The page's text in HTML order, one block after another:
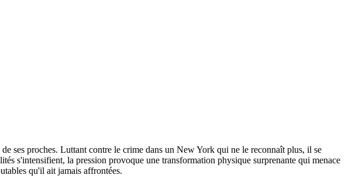
ses proches. Luttant contre le crime dans un New York qui ne le reconnaît plus, il se
s'intensifient, la pression provoque une transformation physique surprenante qui menace
qu'il ait jamais affrontées.